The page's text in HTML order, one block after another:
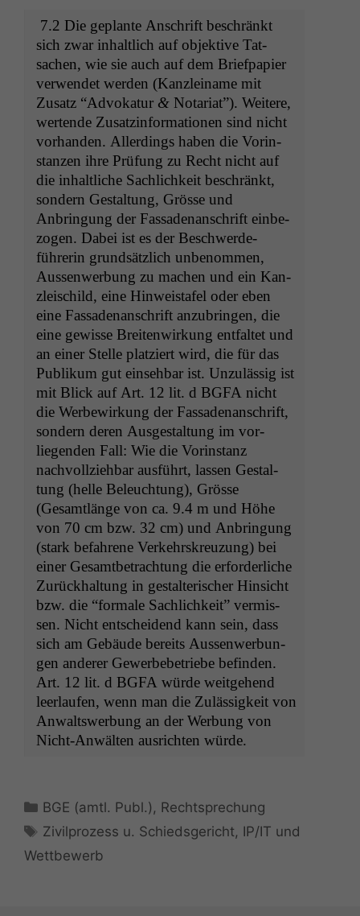
7.2 Die geplante Anschrift beschränkt
sich zwar inhaltlich auf objek­tive Tat­
sachen, wie sie auch auf dem Brief­pa­pi­er
ver­wen­det wer­den (Kan­zleiname mit
Zusatz “Advokatur & Notari­at”). Weit­ere,
wer­tende Zusatz­in­for­ma­tio­nen sind nicht
vorhan­den. Allerd­ings haben die Vorin­
stanzen ihre Prü­fung zu Recht nicht auf
die inhaltliche Sach­lichkeit beschränkt,
son­dern Gestal­tung, Grösse und
Anbringung der Fas­sade­nan­schrift ein­be­
zo­gen. Dabei ist es der Beschw­erde­
führerin grund­sät­zlich unbenom­men,
Aussen­wer­bung zu machen und ein Kan­
zleis­child, eine Hin­weistafel oder eben
eine Fas­sade­nan­schrift anzubrin­gen, die
eine gewisse Bre­it­en­wirkung ent­fal­tet und
an ein­er Stelle platziert wird, die für das
Pub­likum gut ein­se­hbar ist. Unzuläs­sig ist
mit Blick auf Art. 12 lit. d BGFA nicht
die Wer­be­wirkung der Fas­sade­nan­schrift,
son­dern deren Aus­gestal­tung im vor­
liegen­den Fall: Wie die Vorin­stanz
nachvol­lziehbar aus­führt, lassen Gestal­
tung (helle Beleuch­tung), Grösse
(Gesamtlänge von ca. 9.4 m und Höhe
von 70 cm bzw. 32 cm) und Anbringung
(stark befahrene Verkehrskreuzung) bei
ein­er Gesamt­be­tra­ch­tung die erforder­liche
Zurück­hal­tung in gestal­ter­isch­er Hin­sicht
bzw. die “for­male Sach­lichkeit” ver­mis­
sen. Nicht entschei­dend kann sein, dass
sich am Gebäude bere­its Aussen­wer­bun­
gen ander­er Gewer­be­be­triebe befind­en.
Art. 12 lit. d BGFA würde weit­ge­hend
leer­laufen, wenn man die Zuläs­sigkeit von
Anwaltswer­bung an der Wer­bung von
Nicht-Anwäl­ten aus­richt­en würde.
Kategorien
BGE (amtl. Publ.) , Rechtsprechung
Schlagwörter
Zivilprozess u. Schiedsgericht, IP/IT und
Wettbewerb
Notwendige
Cookies
Diese
Cookies sind
damit die
Website
korrekt